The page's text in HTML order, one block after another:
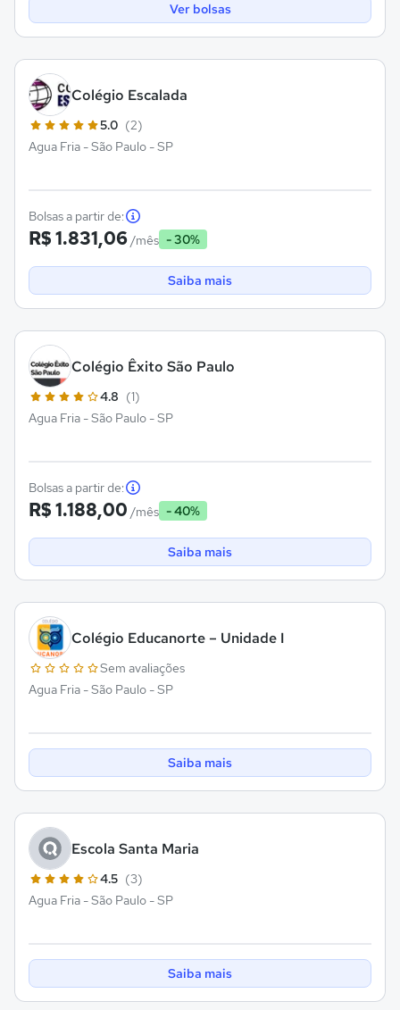
Ver bolsas
Colégio Escalada
5.0 (2)
Agua Fria - São Paulo - SP
Bolsas a partir de:
R$ 1.831,06/mês - 30%
Saiba mais
Colégio Êxito São Paulo
4.8 (1)
Agua Fria - São Paulo - SP
Bolsas a partir de:
R$ 1.188,00 /mês - 40%
Saiba mais
Colégio Educanorte – Unidade I
Sem avaliações
Agua Fria - São Paulo - SP
Saiba mais
Escola Santa Maria
4.5 (3)
Agua Fria - São Paulo - SP
Saiba mais